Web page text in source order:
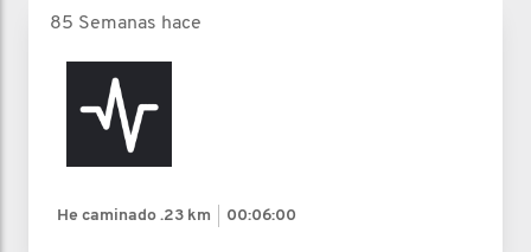
85 Semanas hace
He caminado .23 km 00:06:00